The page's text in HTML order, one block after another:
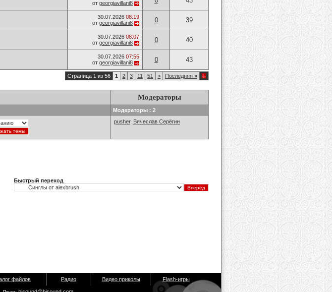
от georgiavillani8
30.07.2026 08:19
от georgiavillani8 0 39
30.07.2026 08:07
от georgiavillani8 0 40
30.07.2026 07:55
от georgiavillani8 0 43
Страница 1 из 56 1 2 3 11 51 > Последняя »
Модераторы
Модераторы : 2
pusher, Вячеслав Серёгин
Быстрый переход
файлов Радио Видео приколы Flash-игры